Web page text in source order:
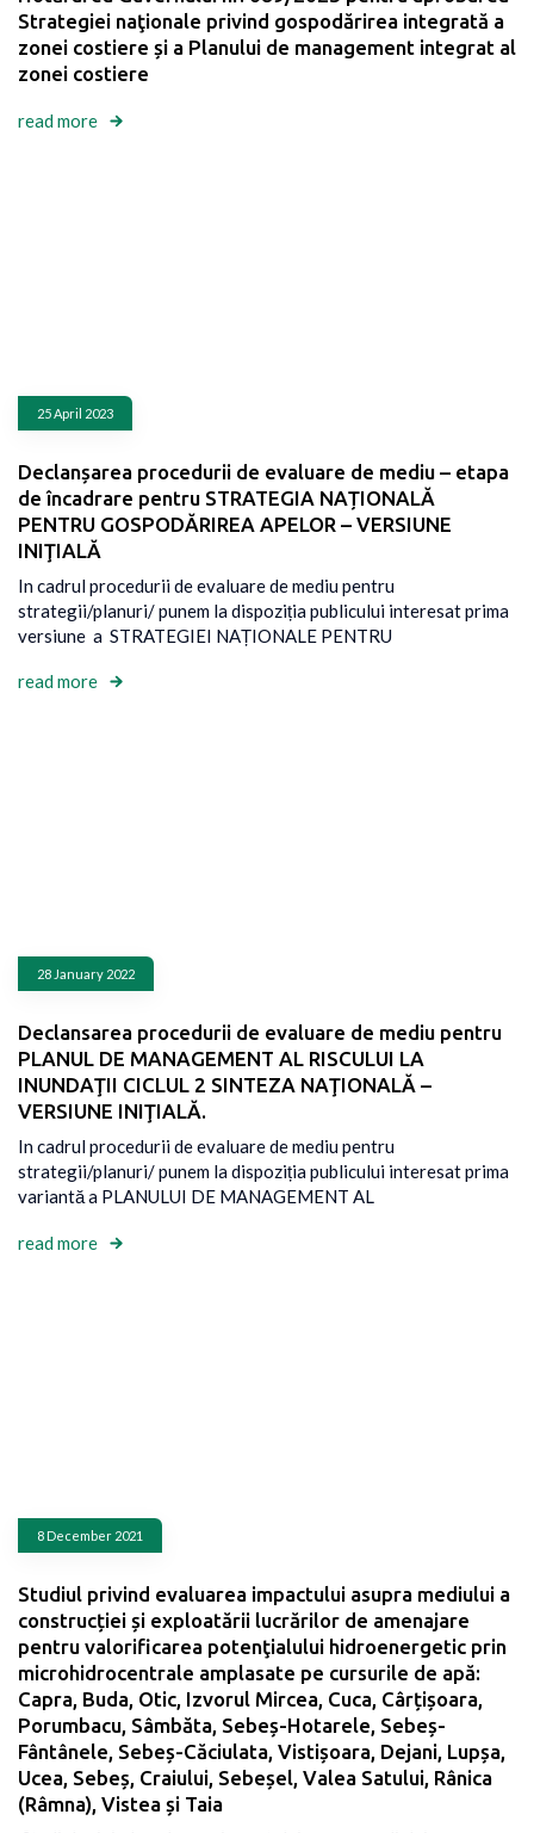
Strategiei naţionale privind gospodărirea integrată a
zonei costiere și a Planului de management integrat al
zonei costiere
read more
25 April 2023
Declanșarea procedurii de evaluare de mediu – etapa
de încadrare pentru STRATEGIA NAȚIONALĂ
PENTRU GOSPODĂRIREA APELOR – VERSIUNE
INIŢIALĂ
In cadrul procedurii de evaluare de mediu pentru
strategii/planuri/ punem la dispoziția publicului interesat prima
versiune a STRATEGIEI NAȚIONALE PENTRU
read more
28 January 2022
Declansarea procedurii de evaluare de mediu pentru
PLANUL DE MANAGEMENT AL RISCULUI LA
INUNDAŢII CICLUL 2 SINTEZA NAŢIONALĂ –
VERSIUNE INIŢIALĂ.
In cadrul procedurii de evaluare de mediu pentru
strategii/planuri/ punem la dispoziția publicului interesat prima
variantă a PLANULUI DE MANAGEMENT AL
read more
8 December 2021
Studiul privind evaluarea impactului asupra mediului a
construcției și exploatării lucrărilor de amenajare
pentru valorificarea potenţialului hidroenergetic prin
microhidrocentrale amplasate pe cursurile de apă:
Capra, Buda, Otic, Izvorul Mircea, Cuca, Cârțișoara,
Porumbacu, Sâmbăta, Sebeș-Hotarele, Sebeș-
Fântânele, Sebeș-Căciulata, Vistișoara, Dejani, Lupșa,
Ucea, Sebeș, Craiului, Sebeșel, Valea Satului, Rânica
(Râmna), Vistea și Taia